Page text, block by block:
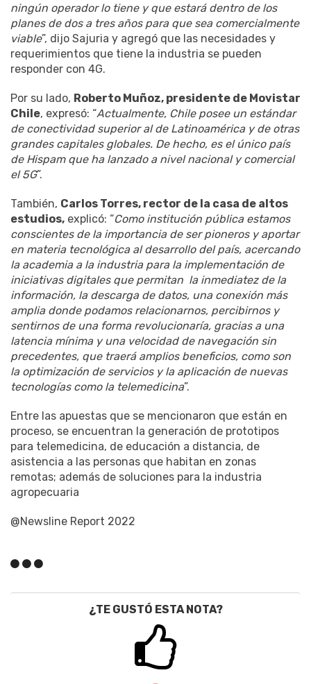
ningún operador lo tiene y que estará dentro de los
planes de dos a tres años para que sea comercialmente
viable”, dijo Sajuria y agregó que las necesidades y
requerimientos que tiene la industria se pueden
responder con 4G.
Por su lado, Roberto Muñoz, presidente de Movistar
Chile, expresó: “Actualmente, Chile posee un estándar
de conectividad superior al de Latinoamérica y de otras
grandes capitales globales. De hecho, es el único país
de Hispam que ha lanzado a nivel nacional y comercial
el 5G”.
También, Carlos Torres, rector de la casa de altos
estudios, explicó: “Como institución pública estamos
conscientes de la importancia de ser pioneros y aportar
en materia tecnológica al desarrollo del país, acercando
la academia a la industria para la implementación de
iniciativas digitales que permitan la inmediatez de la
información, la descarga de datos, una conexión más
amplia donde podamos relacionarnos, percibirnos y
sentirnos de una forma revolucionaría, gracias a una
latencia mínima y una velocidad de navegación sin
precedentes, que traerá amplios beneficios, como son
la optimización de servicios y la aplicación de nuevas
tecnologías como la telemedicina”.
Entre las apuestas que se mencionaron que están en
proceso, se encuentran la generación de prototipos
para telemedicina, de educación a distancia, de
asistencia a las personas que habitan en zonas
remotas; además de soluciones para la industria
agropecuaria
@Newsline Report 2022
¿TE GUSTÓ ESTA NOTA?